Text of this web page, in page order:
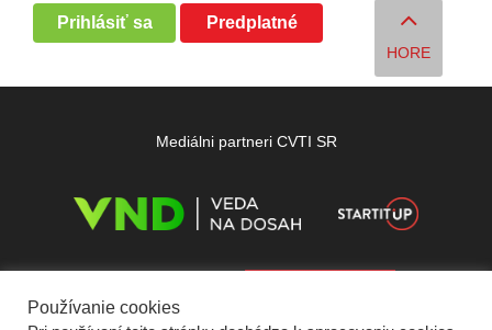
Prihlásiť sa Predplatné
HORE
Mediálni partneri CVTI SR
Používanie cookies